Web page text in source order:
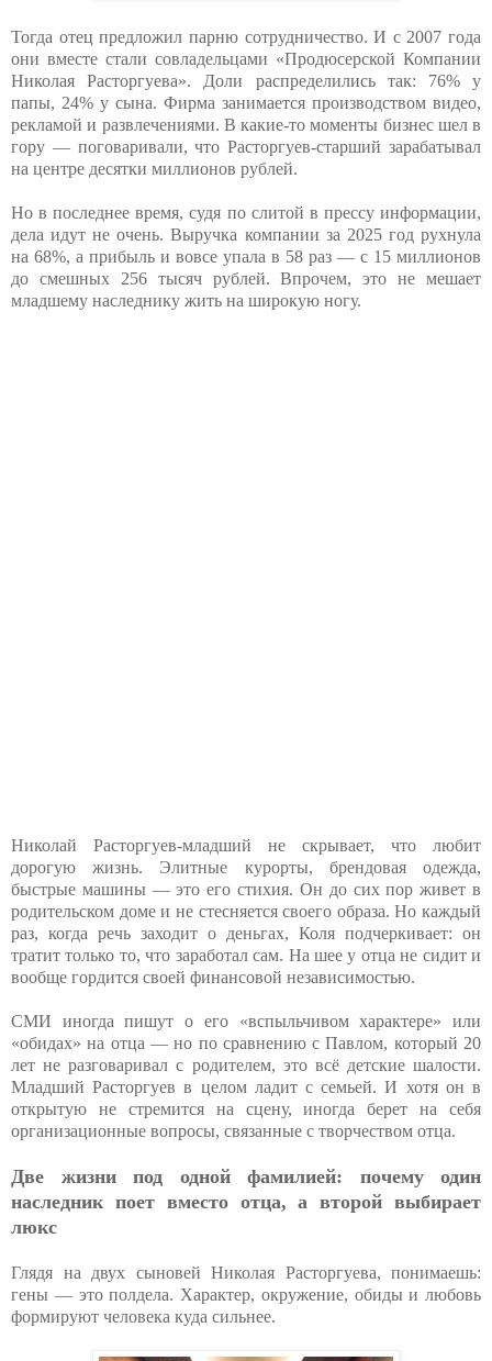
Тогда отец предложил парню сотрудничество. И с 2007 года
они вместе стали совладельцами «Продюсерской Компании
Николая Расторгуева». Доли распределились так: 76% у
папы, 24% у сына. Фирма занимается производством видео,
рекламой и развлечениями. В какие-то моменты бизнес шел в
гору — поговаривали, что Расторгуев-старший зарабатывал
на центре десятки миллионов рублей.
Но в последнее время, судя по слитой в прессу информации,
дела идут не очень. Выручка компании за 2025 год рухнула
на 68%, а прибыль и вовсе упала в 58 раз — с 15 миллионов
до смешных 256 тысяч рублей. Впрочем, это не мешает
младшему наследнику жить на широкую ногу.
Николай Расторгуев-младший не скрывает, что любит
дорогую жизнь. Элитные курорты, брендовая одежда,
быстрые машины — это его стихия. Он до сих пор живет в
родительском доме и не стесняется своего образа. Но каждый
раз, когда речь заходит о деньгах, Коля подчеркивает: он
тратит только то, что заработал сам. На шее у отца не сидит и
вообще гордится своей финансовой независимостью.
СМИ иногда пишут о его «вспыльчивом характере» или
«обидах» на отца — но по сравнению с Павлом, который 20
лет не разговаривал с родителем, это всё детские шалости.
Младший Расторгуев в целом ладит с семьей. И хотя он в
открытую не стремится на сцену, иногда берет на себя
организационные вопросы, связанные с творчеством отца.
Две жизни под одной фамилией: почему один
наследник поет вместо отца, а второй выбирает
люкс
Глядя на двух сыновей Николая Расторгуева, понимаешь:
гены — это полдела. Характер, окружение, обиды и любовь
формируют человека куда сильнее.